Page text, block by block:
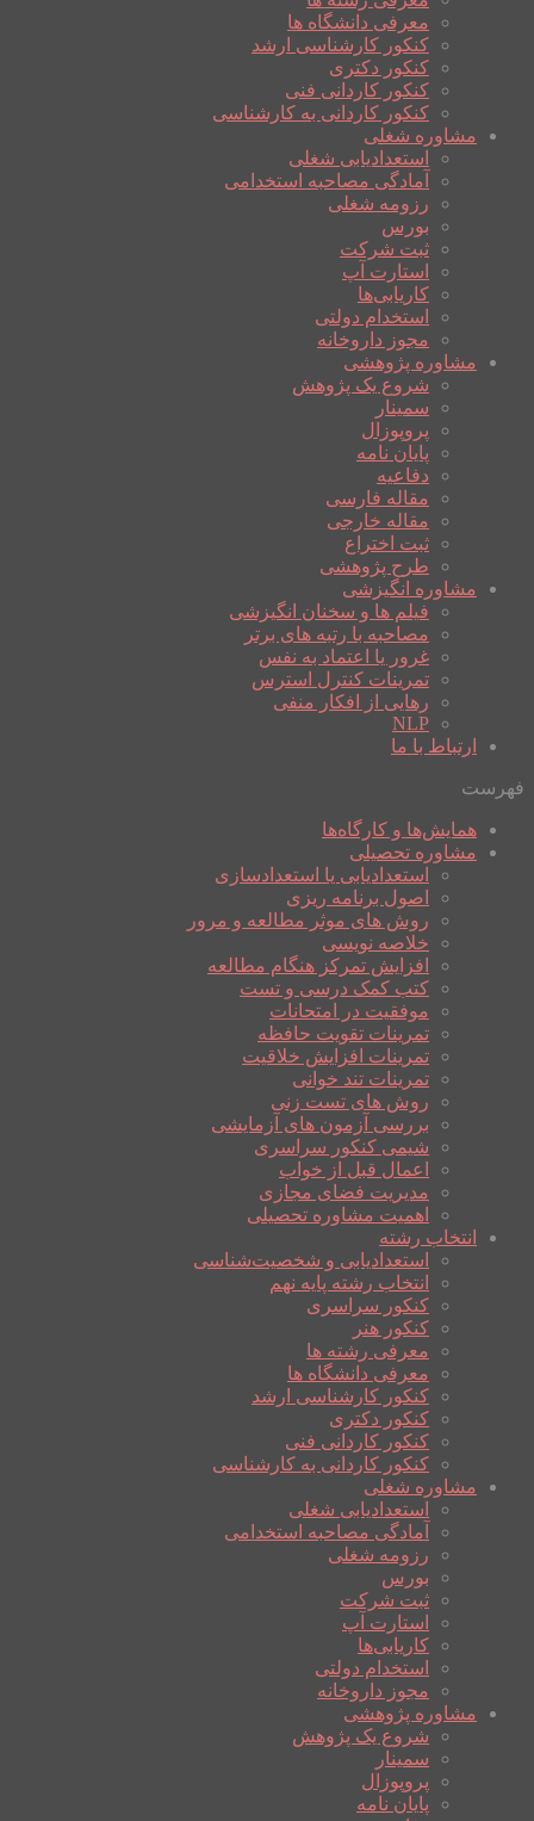
معرفی دانشگاه ها
کنکور کارشناسی ارشد
کنکور دکتری
کنکور کاردانی فنی
کنکور کاردانی به کارشناسی
مشاوره شغلی
استعدادیابی شغلی
آمادگی مصاحبه استخدامی
رزومه شغلی
بورس
ثبت شرکت
استارت آپ
کاریابی‌ها
استخدام دولتی
مجوز داروخانه
مشاوره پژوهشی
شروع یک پژوهش
سمینار
پروپوزال
پایان نامه
دفاعیه
مقاله فارسی
مقاله خارجی
ثبت اختراع
طرح پژوهشی
مشاوره انگیزشی
فیلم ها و سخنان انگیزشی
مصاحبه با رتبه های برتر
غرور یا اعتماد به نفس
تمرینات کنترل استرس
رهایی از افکار منفی
NLP
ارتباط با ما
فهرست
همایش‌ها و کارگاه‌ها
مشاوره تحصیلی
استعدادیابی یا استعدادسازی
اصول برنامه ریزی
روش های موثر مطالعه و مرور
خلاصه نویسی
افزایش تمرکز هنگام مطالعه
کتب کمک درسی و تست
موفقیت در امتحانات
تمرینات تقویت حافظه
تمرینات افزایش خلاقیت
تمرینات تند خوانی
روش های تست زنی
بررسی آزمون های آزمایشی
شیمی کنکور سراسری
اعمال قبل از خواب
مدیریت فضای مجازی
اهمیت مشاوره تحصیلی
انتخاب رشته
استعدادیابی و شخصیت‌شناسی
انتخاب رشته پایه نهم
کنکور سراسری
کنکور هنر
معرفی رشته ها
معرفی دانشگاه ها
کنکور کارشناسی ارشد
کنکور دکتری
کنکور کاردانی فنی
کنکور کاردانی به کارشناسی
مشاوره شغلی
استعدادیابی شغلی
آمادگی مصاحبه استخدامی
رزومه شغلی
بورس
ثبت شرکت
استارت آپ
کاریابی‌ها
استخدام دولتی
مجوز داروخانه
مشاوره پژوهشی
شروع یک پژوهش
سمینار
پروپوزال
پایان نامه